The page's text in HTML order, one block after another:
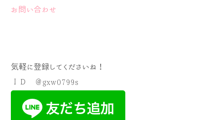
お問い合わせ
気軽に登録してくださいね！
ＩＤ ＠gxw0799s